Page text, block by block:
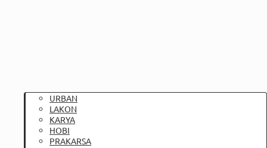
URBAN
LAKON
KARYA
HOBI
PRAKARSA